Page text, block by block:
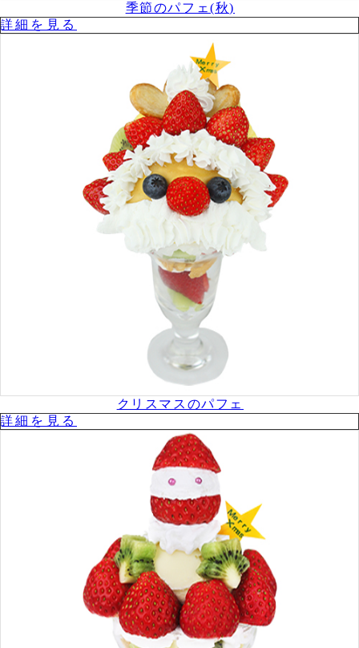
季節のパフェ(秋)
詳細を⾒る
クリスマスのパフェ
詳細を⾒る